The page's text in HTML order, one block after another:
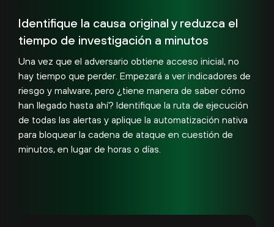
Identifique la causa original y reduzca el
tiempo de investigación a minutos
Una vez que el adversario obtiene acceso inicial, no
hay tiempo que perder. Empezará a ver indicadores de
riesgo y malware, pero ¿tiene manera de saber cómo
han llegado hasta ahí? Identifique la ruta de ejecución
de todas las alertas y aplique la automatización nativa
para bloquear la cadena de ataque en cuestión de
minutos, en lugar de horas o días.